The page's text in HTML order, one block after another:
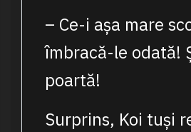
– Ce-i așa mare
îmbracă-le odată!
poartă!
Surprins, Koi tuși